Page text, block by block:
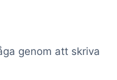
genom att skriva